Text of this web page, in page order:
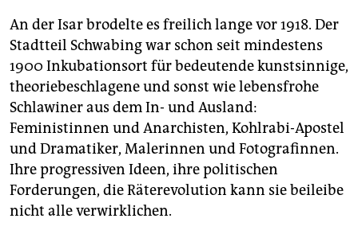
An der Isar brodelte es freilich lange vor 1918. Der
Stadtteil Schwabing war schon seit mindestens
1900 Inkubationsort für bedeutende kunstsinnige,
theoriebeschlagene und sonst wie lebensfrohe
Schlawiner aus dem In- und Ausland:
Feministinnen und Anarchisten, Kohlrabi-Apostel
und Dramatiker, Malerinnen und Fotografinnen.
Ihre progressiven Ideen, ihre politischen
Forderungen, die Räterevolution kann sie beileibe
nicht alle verwirklichen.